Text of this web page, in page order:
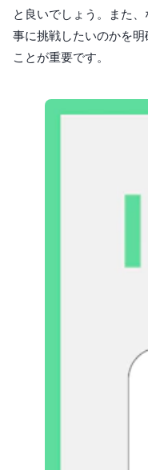
と良いでしょう。また
事に挑戦したいのかを
ことが重要です。